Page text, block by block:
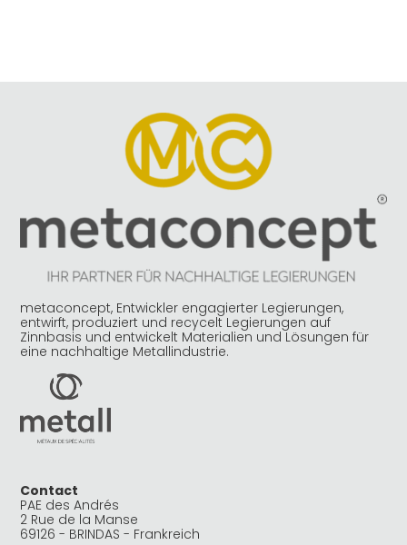
metaconcept, Entwickler engagierter Legierungen,
entwirft, produziert und recycelt Legierungen auf
Zinnbasis und entwickelt Materialien und Lösungen für
eine nachhaltige Metallindustrie.
Contact
PAE des Andrés
2 Rue de la Manse
69126 - BRINDAS - Frankreich